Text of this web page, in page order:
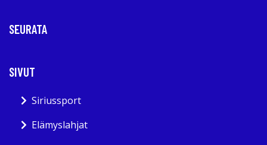
SEURATA
SIVUT
Siriussport
Elämyslahjat